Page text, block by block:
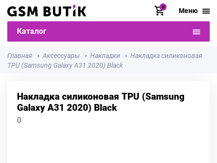
0 Меню
Каталог
Главная Аксессуары Накладки
Накладка силиконовая
TPU (Samsung Galaxy A31 2020) Black
Накладка силиконовая TPU (Samsung
Galaxy A31 2020) Black
0